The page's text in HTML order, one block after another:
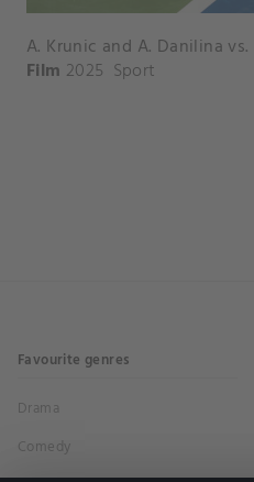
Film 2025 Sport
Favourite genres
Drama
Comedy